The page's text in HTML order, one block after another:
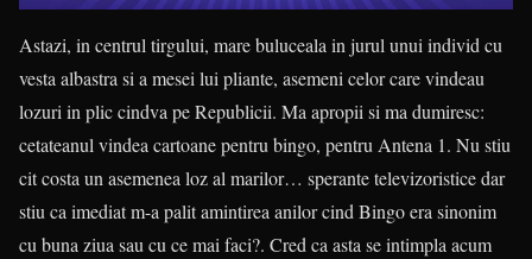
Astazi, in centrul tirgului, mare buluceala in jurul unui individ cu
vesta albastra si a mesei lui pliante, asemeni celor care vindeau
lozuri in plic cindva pe Republicii. Ma apropii si ma dumiresc:
cetateanul vindea cartoane pentru bingo, pentru Antena 1. Nu stiu
cit costa un asemenea loz al marilor… sperante televizoristice dar
stiu ca imediat m-a palit amintirea anilor cind Bingo era sinonim
cu buna ziua sau cu ce mai faci?. Cred ca asta se intimpla acum